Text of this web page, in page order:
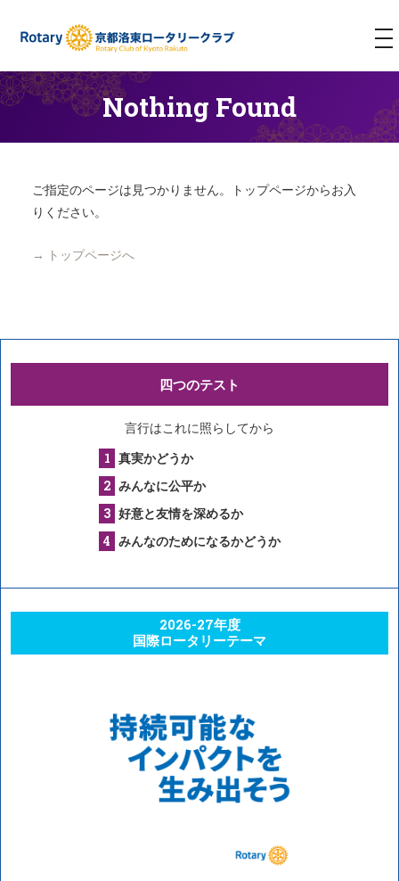
Nothing Found
ご指定のページは見つかりません。トップページからお入
りください。
→ トップページへ
四つのテスト
言行はこれに照らしてから
真実かどうか
みんなに公平か
好意と友情を深めるか
みんなのためになるかどうか
2026-27年度
国際ロータリーテーマ